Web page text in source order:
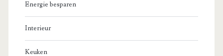
Energie besparen
Interieur
Keuken